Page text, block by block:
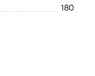
180